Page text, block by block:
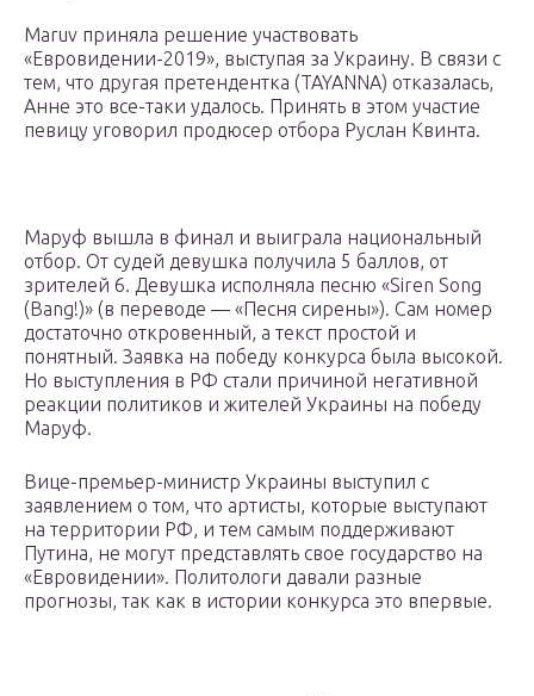
Maruv приняла решение участвовать
«Евровидении-2019», выступая за Украину. В связи с
тем, что другая претендентка (TAYANNA) отказалась,
Анне это все-таки удалось. Принять в этом участие
певицу уговорил продюсер отбора Руслан Квинта.
Маруф вышла в финал и выиграла национальный
отбор. От судей девушка получила 5 баллов, от
зрителей 6. Девушка исполняла песню «Siren Song
(Bang!)» (в переводе — «Песня сирены»). Сам номер
достаточно откровенный, а текст простой и
понятный. Заявка на победу конкурса была высокой.
Но выступления в РФ стали причиной негативной
реакции политиков и жителей Украины на победу
Маруф.
Вице-премьер-министр Украины выступил с
заявлением о том, что артисты, которые выступают
на территории РФ, и тем самым поддерживают
Путина, не могут представлять свое государство на
«Евровидении». Политологи давали разные
прогнозы, так как в истории конкурса это впервые.